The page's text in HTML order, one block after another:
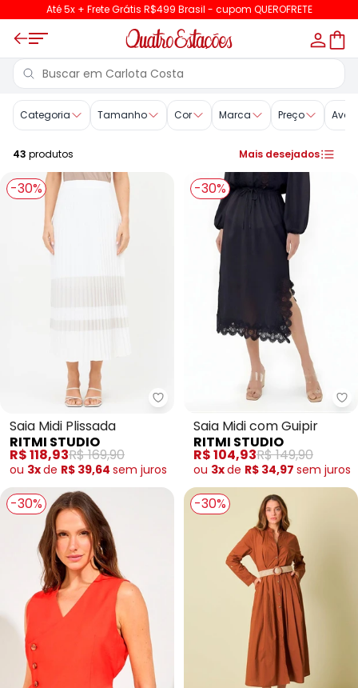
Até 5x + Frete Grátis R$499 Brasil - cupom QUEROFRETE
Carlota Costa
Categoria Tamanho Cor Marca Preço
43 produtos Mais desejados
-30%
Ritmi Studio - Saia Midi Plissada
Saia Midi Plissada
RITMI STUDIO
R$ 118,93R$ 169,90
ou 3xde R$ 39,64 sem juros
-30%
Saia Midi com Guipir
RITMI STUDIO
R$ 104,93R$ 149,90
ou 3xde R$ 34,97 sem juros
-30% -30%